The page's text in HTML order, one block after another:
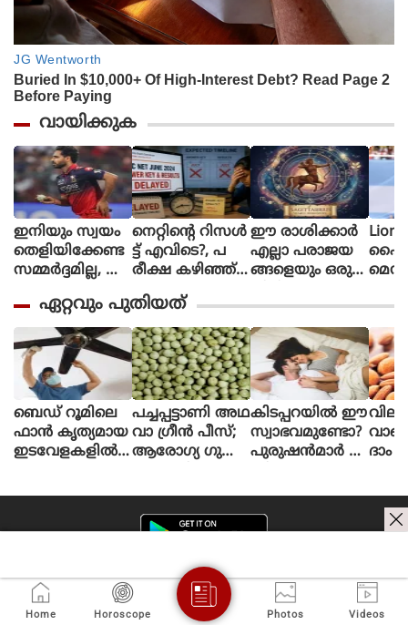
വായിക്കുക
ഇനിയും സ്വയം
തെളിയിക്കേണ്ട
സമ്മർദ്ദമില്ല, അ
ഭിച്ചാൽ സ
ന്തോഷം അത്ര
മാത്രം : ഭുവ
നേശ്വർ കുമാർ
നെറ്റിൻ്റെ റിസൾ
ട്ട് എവിടെ?, പ
രീക്ഷ കഴിഞ്ഞ്
ഒരു മാസ
മായിട്ടും ഉത്തര
സൂചിക
പോലുമില്ല, ആ
ശങ്കയിൽ
വിദ്യാർഥികൾ
ഈ രാശിക്കാര്‍
എല്ലാ പരാജയ
ങ്ങളെയും ഒരു
വാക്കി മാറ്റുന്നു
ഏറ്റവും പുതിയത്
ബെഡ് റൂമിലെ
ഫാൻ കൃത്യമായ
ഇടവേളകളിൽ
യാക്കാറുണ്ടോ?
പച്ചപ്പട്ടാണി അഥ
വാ ഗ്രീൻ പീസ്;
ആരോഗ്യ ഗുണ
കിടപ്പറയിൽ ഈ
സ്വാഭവമുണ്ടോ?
പുരുഷൻമാർ ശ്ര
വില
ദാം
Home Horoscope Photos Videos